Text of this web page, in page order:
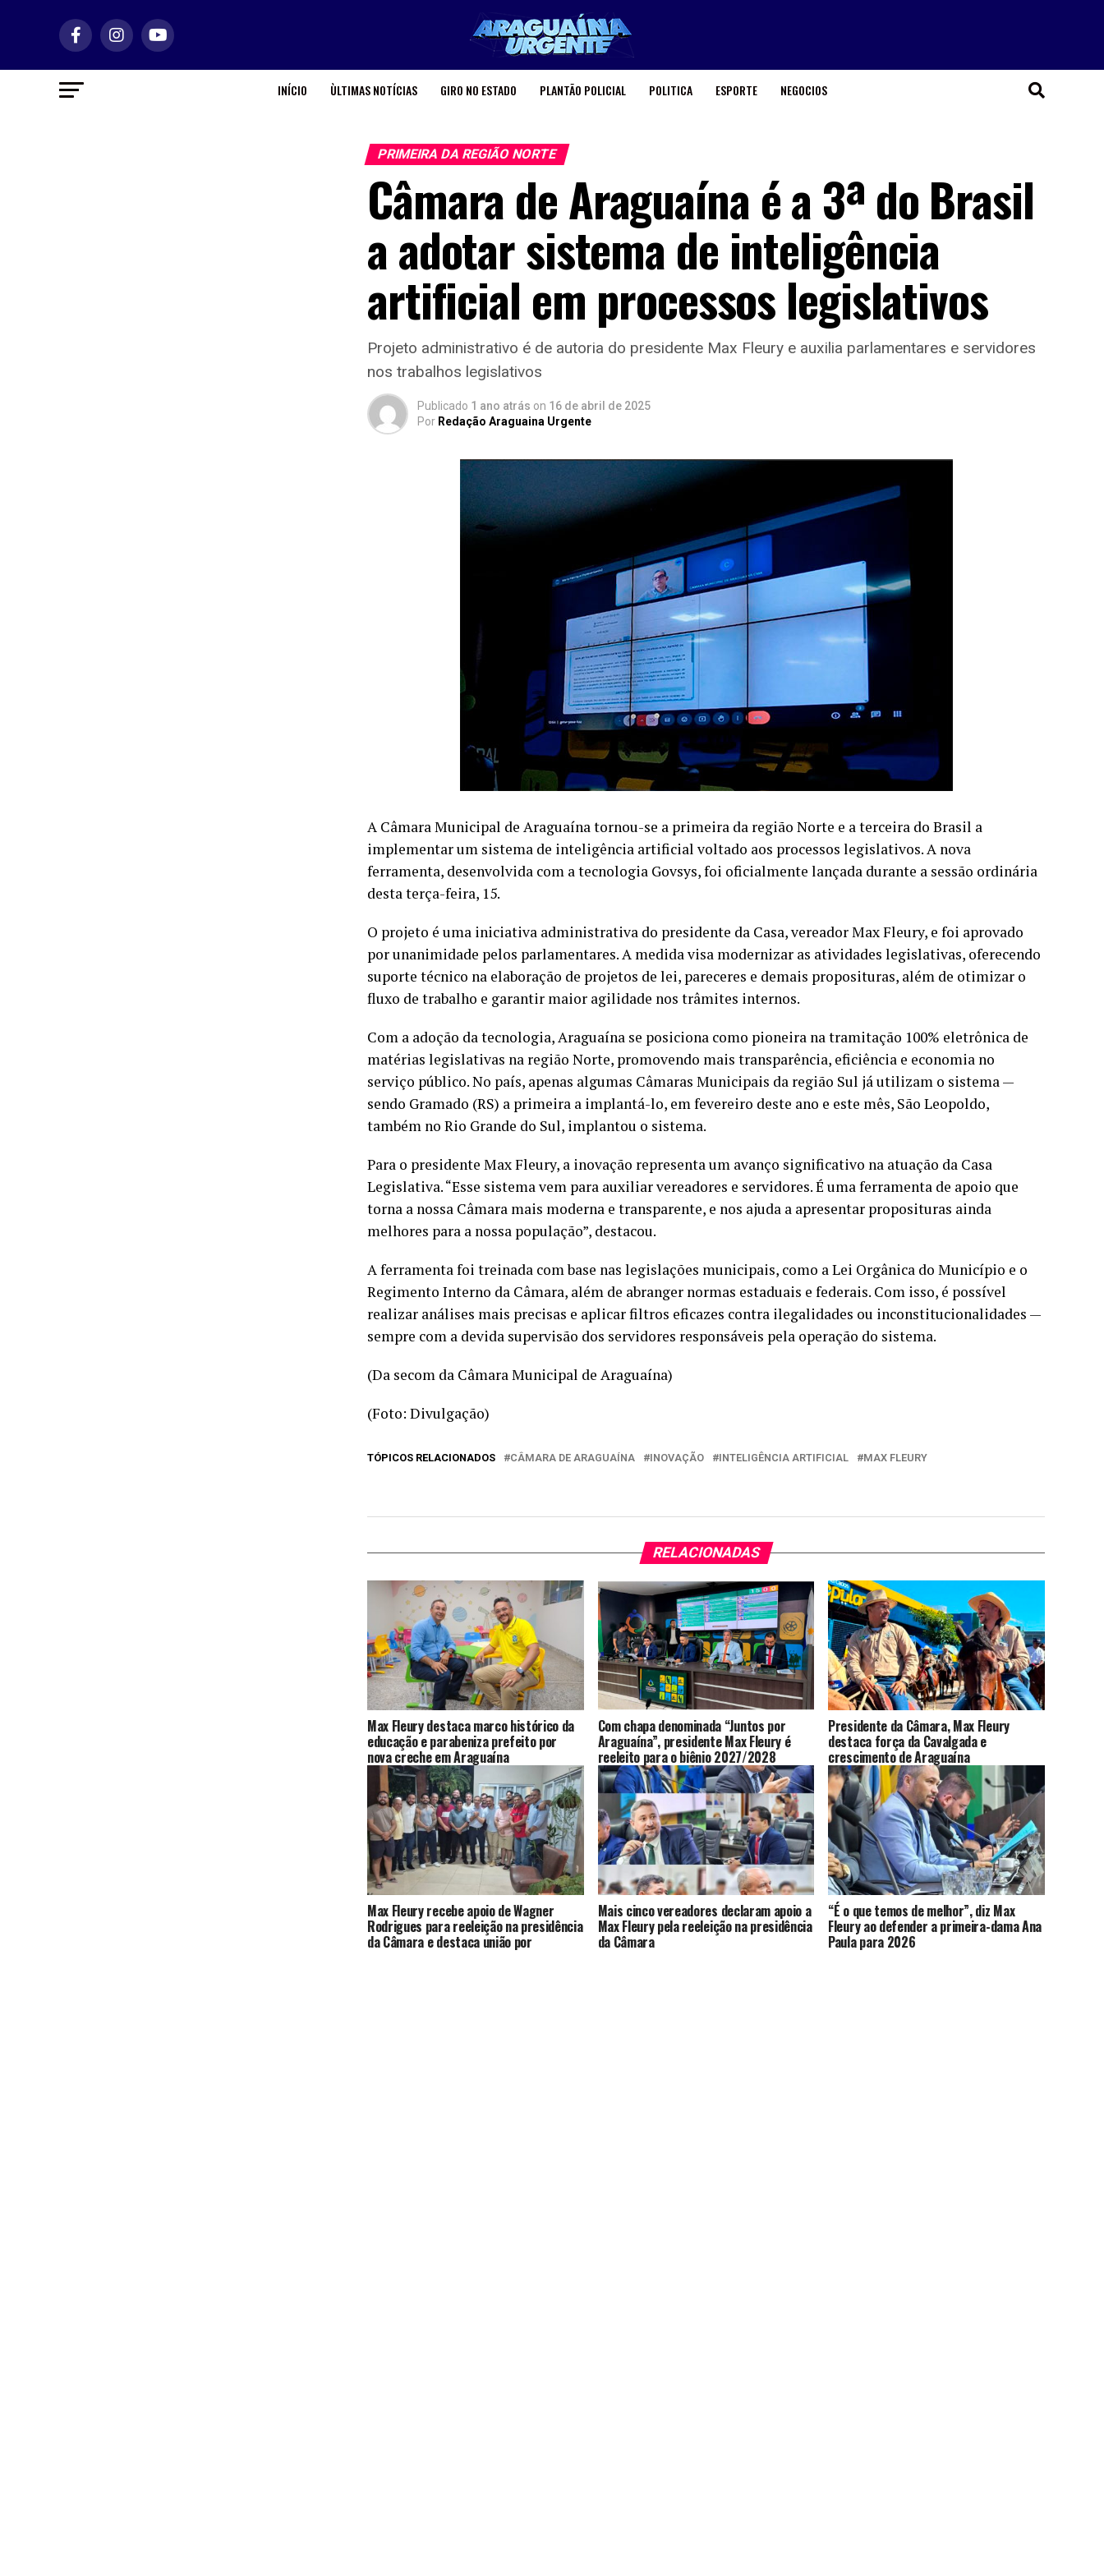
INÍCIO ÙLTIMAS NOTÍCIAS GIRO NO ESTADO PLANTÃO POLICIAL POLITICA ESPORTE NEGOCIOS
PRIMEIRA DA REGIÃO NORTE
Câmara de Araguaína é a 3ª do Brasil
a adotar sistema de inteligência
artificial em processos legislativos
Projeto administrativo é de autoria do presidente Max Fleury e auxilia parlamentares e servidores
nos trabalhos legislativos
Publicado 1 ano atrás on 16 de abril de 2025
Por Redação Araguaina Urgente
A Câmara Municipal de Araguaína tornou-se a primeira da região Norte e a terceira do Brasil a
implementar um sistema de inteligência artificial voltado aos processos legislativos. A nova
ferramenta, desenvolvida com a tecnologia Govsys, foi oficialmente lançada durante a sessão ordinária
desta terça-feira, 15.
O projeto é uma iniciativa administrativa do presidente da Casa, vereador Max Fleury, e foi aprovado
por unanimidade pelos parlamentares. A medida visa modernizar as atividades legislativas, oferecendo
suporte técnico na elaboração de projetos de lei, pareceres e demais proposituras, além de otimizar o
fluxo de trabalho e garantir maior agilidade nos trâmites internos.
Com a adoção da tecnologia, Araguaína se posiciona como pioneira na tramitação 100% eletrônica de
matérias legislativas na região Norte, promovendo mais transparência, eficiência e economia no
serviço público. No país, apenas algumas Câmaras Municipais da região Sul já utilizam o sistema —
sendo Gramado (RS) a primeira a implantá-lo, em fevereiro deste ano e este mês, São Leopoldo,
também no Rio Grande do Sul, implantou o sistema.
Para o presidente Max Fleury, a inovação representa um avanço significativo na atuação da Casa
Legislativa. “Esse sistema vem para auxiliar vereadores e servidores. É uma ferramenta de apoio que
torna a nossa Câmara mais moderna e transparente, e nos ajuda a apresentar proposituras ainda
melhores para a nossa população”, destacou.
A ferramenta foi treinada com base nas legislações municipais, como a Lei Orgânica do Município e o
Regimento Interno da Câmara, além de abranger normas estaduais e federais. Com isso, é possível
realizar análises mais precisas e aplicar filtros eficazes contra ilegalidades ou inconstitucionalidades —
sempre com a devida supervisão dos servidores responsáveis pela operação do sistema.
(Da secom da Câmara Municipal de Araguaína)
(Foto: Divulgação)
TÓPICOS RELACIONADOS CÂMARA DE ARAGUAÍNA INOVAÇÃO INTELIGÊNCIA ARTIFICIAL MAX FLEURY
RELACIONADAS
Max Fleury destaca marco histórico da
educação e parabeniza prefeito por
nova creche em Araguaína
Com chapa denominada “Juntos por
Araguaína”, presidente Max Fleury é
reeleito para o biênio 2027/2028
Presidente da Câmara, Max Fleury
destaca força da Cavalgada e
crescimento de Araguaína
Max Fleury recebe apoio de Wagner
Rodrigues para reeleição na presidência
da Câmara e destaca união por
Mais cinco vereadores declaram apoio a
Max Fleury pela reeleição na presidência
da Câmara
“É o que temos de melhor”, diz Max
Fleury ao defender a primeira-dama Ana
Paula para 2026